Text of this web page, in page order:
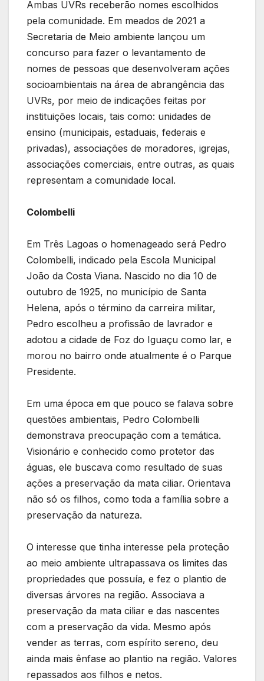
Ambas UVRs receberão nomes escolhidos
pela comunidade. Em meados de 2021 a
Secretaria de Meio ambiente lançou um
concurso para fazer o levantamento de
nomes de pessoas que desenvolveram ações
socioambientais na área de abrangência das
UVRs, por meio de indicações feitas por
instituições locais, tais como: unidades de
ensino (municipais, estaduais, federais e
privadas), associações de moradores, igrejas,
associações comerciais, entre outras, as quais
representam a comunidade local.
Colombelli
Em Três Lagoas o homenageado será Pedro
Colombelli, indicado pela Escola Municipal
João da Costa Viana. Nascido no dia 10 de
outubro de 1925, no município de Santa
Helena, após o término da carreira militar,
Pedro escolheu a profissão de lavrador e
adotou a cidade de Foz do Iguaçu como lar, e
morou no bairro onde atualmente é o Parque
Presidente.
Em uma época em que pouco se falava sobre
questões ambientais, Pedro Colombelli
demonstrava preocupação com a temática.
Visionário e conhecido como protetor das
águas, ele buscava como resultado de suas
ações a preservação da mata ciliar. Orientava
não só os filhos, como toda a família sobre a
preservação da natureza.
O interesse que tinha interesse pela proteção
ao meio ambiente ultrapassava os limites das
propriedades que possuía, e fez o plantio de
diversas árvores na região. Associava a
preservação da mata ciliar e das nascentes
com a preservação da vida. Mesmo após
vender as terras, com espírito sereno, deu
ainda mais ênfase ao plantio na região. Valores
repassados aos filhos e netos.